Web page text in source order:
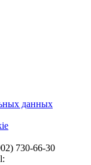
данных
730-66-30